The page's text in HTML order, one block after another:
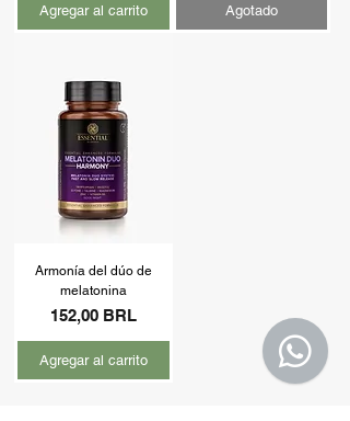
Agregar al carrito Agotado
Armonía del dúo de
melatonina
Precio
152,00 BRL
Agregar al carrito